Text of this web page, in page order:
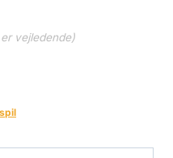
vejledende)